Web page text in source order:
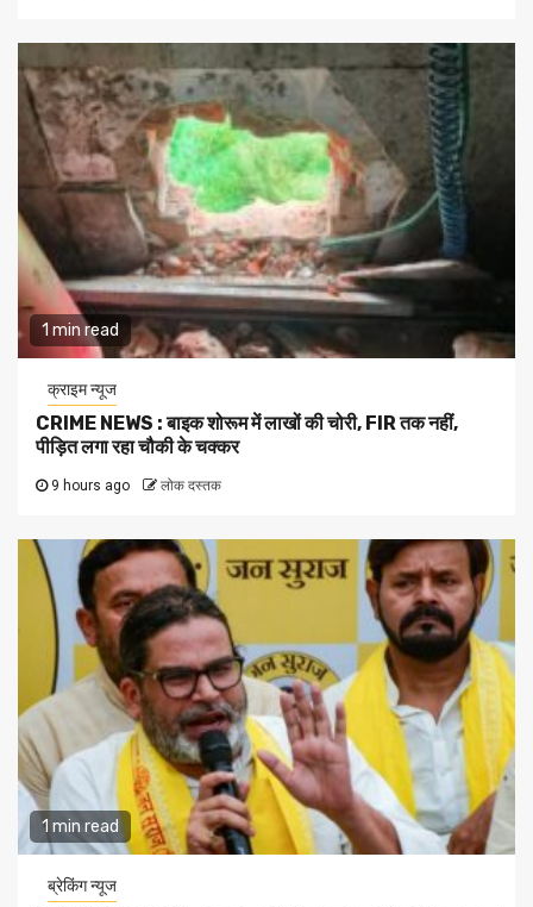
1 min read
क्राइम न्यूज
CRIME NEWS : बाइक शोरूम में लाखों की चोरी, FIR तक नहीं,
पीड़ित लगा रहा चौकी के चक्कर
9 hours ago लोक दस्तक
1 min read
ब्रेकिंग न्यूज